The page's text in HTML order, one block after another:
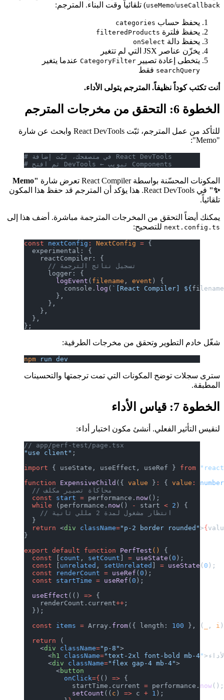
useMemo/useCallback ) تلقائياً وقت البناء. المترجم:
يحفظ حسابcategories
يحفظ فلترةfilteredProducts
يحفظ دالةonSelect
يخزّن عناصر JSX التي لم تتغير
يتخطى إعادة تصيير CategoryFilterعندما يتغير
searchQueryفقط
أنت تكتب كوداً نظيفاً. المترجم يتولى الأداء.
الخطوة 6: التحقق من مخرجات المترجم
للتأكد من عمل المترجم، ثبّت React DevTools وابحث عن شارة
# في متصفحك، ثبّت إضافة React DevTools
# ثم افتح DevTools ← تبويب Components
المكونات المحسّنة بواسطة React Compiler تعرض شارة
"Memo
✨"
في React DevTools. هذا يؤكد أن المترجم قد حفظ هذا المكون
تلقائياً.
يمكنك أيضاً التحقق من المخرجات المترجمة مباشرة. أضف هذا إلى
next.config.tsللتصحيح:
const nextConfig NextConfig = {
  experimental: {
    reactCompiler: {
      // تسجيل نتائج الترجمة
      logger: {
        logEvent
(filename , event
) {
          console.
log ( `[React Compiler] ${
        },
      },
    },
  },
};
شغّل خادم التطوير وتحقق من مخرجات الطرفية:
npm run dev
سترى سجلات توضح المكونات التي تمت ترجمتها والتحسينات
المطبقة.
الخطوة 7: قياس الأداء
لنقيس التأثير الفعلي. أنشئ مكون اختبار أداء:
// app/perf-test/page.tsx
"use client"
import { useState, useEffect, useRef } from
function ExpensiveChild ({ value } { value
  // محاكاة تصيير مكلف
  const
start = performance.now ();
  while
(performance.now () start 2
) {
    // انتظار مشغول لمدة 2 مللي ثانية
  }
  return
< div className= "p-2 border rounded"> {
export default function PerfTest ()
  const
[count , setCount ] useState ( 0 );
  const
[unrelated , setUnrelated ] useState ( 0 );
  const
renderCount = useRef ( 0 );
  const
startTime = useRef ( 0 );
  useEffect
(() => {
    renderCount.current
++
  });
  const
items = Array. from ({ length: 100 }, ( _ , i
  return
(
    <
div className= "p-8"
      <
h1 className="text-2xl font-bold mb-4"
      <
div className= "flex gap-4 mb-4"
        <
button
          onClick
={ () => {
            startTime.current
performance.now
            setCount
(( c ) => c 1 );